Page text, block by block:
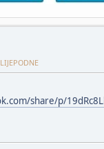
share/p/